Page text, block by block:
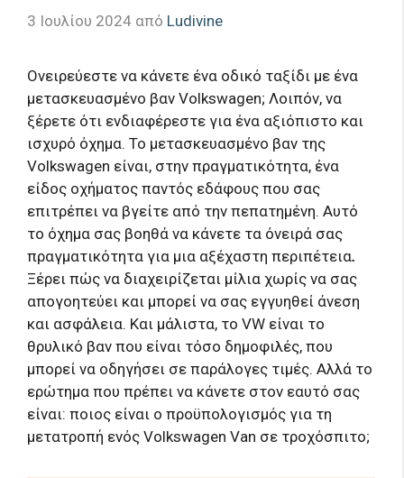
3 Ιουλίου 2024 από Ludivine
Ονειρεύεστε να κάνετε ένα οδικό ταξίδι με ένα
μετασκευασμένο βαν Volkswagen; Λοιπόν, να
ξέρετε ότι ενδιαφέρεστε για ένα αξιόπιστο και
ισχυρό όχημα. Το μετασκευασμένο βαν της
Volkswagen είναι, στην πραγματικότητα, ένα
είδος οχήματος παντός εδάφους που σας
επιτρέπει να βγείτε από την πεπατημένη. Αυτό
το όχημα σας βοηθά να κάνετε τα όνειρά σας
πραγματικότητα για μια αξέχαστη περιπέτεια.
Ξέρει πώς να διαχειρίζεται μίλια χωρίς να σας
απογοητεύει και μπορεί να σας εγγυηθεί άνεση
και ασφάλεια. Και μάλιστα, το VW είναι το
θρυλικό βαν που είναι τόσο δημοφιλές, που
μπορεί να οδηγήσει σε παράλογες τιμές. Αλλά το
ερώτημα που πρέπει να κάνετε στον εαυτό σας
είναι: ποιος είναι ο προϋπολογισμός για τη
μετατροπή ενός Volkswagen Van σε τροχόσπιτο;